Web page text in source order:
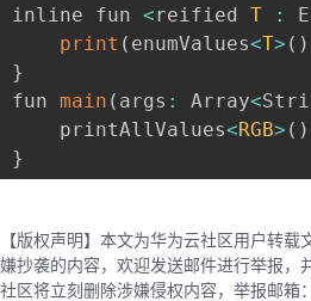
inline fun <reified T :
print ( enumValues<T> ( )
}
fun main ( args : Array<
    printAllValues
<RGB> ( )
}
【版权声明】本文为华为云社区用户转
嫌抄袭的内容，欢迎发送邮件进行举报，
社区将立刻删除涉嫌侵权内容，举报邮箱：